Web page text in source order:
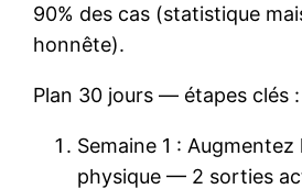
90% des cas (statistique
honnête).
Plan 30 jours — étapes clés :
Semaine 1 : Augmentez
physique — 2 sorties